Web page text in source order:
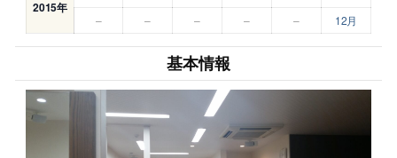
2015年
–
– – – – 12月
基本情報